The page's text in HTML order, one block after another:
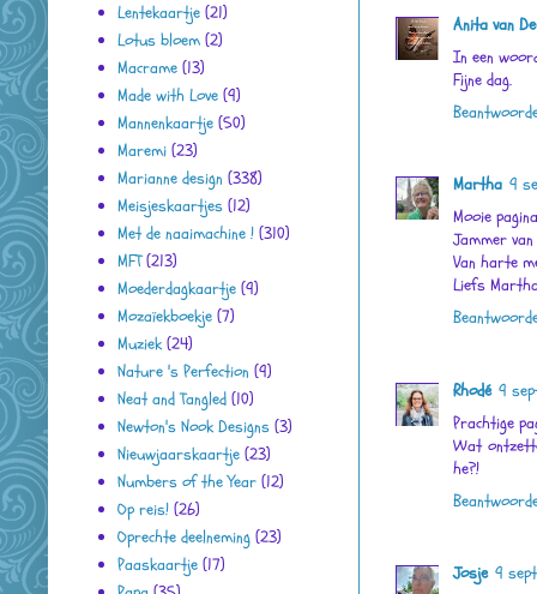
Anita van
In een
Fijne dag.
Martha 9
Mooie
Jammer van
Van harte
Liefs
Rhodé 9
Prachtige
Wat
he?!
Josje 9
Lentekaartje (21)
Lotus bloem (2)
Macrame (13)
Made with Love (9)
Mannenkaartje (50)
Maremi (23)
Marianne design (338)
Meisjeskaartjes (12)
Met de naaimachine ! (310)
MFT (213)
Moederdagkaartje (9)
Mozaïekboekje (7)
Muziek (24)
Nature 's Perfection (9)
Neat and Tangled (10)
Newton's Nook Designs (3)
Nieuwjaarskaartje (23)
Numbers of the Year (12)
Op reis! (26)
Oprechte deelneming (23)
Paaskaartje (17)